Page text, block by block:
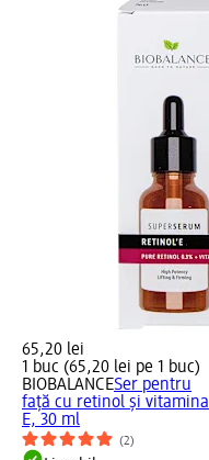
65,20 lei
1 buc (65,20 lei pe 1 buc)
BIOBALANCESer pentru
față cu retinol și vitamina
E, 30 ml
(2)